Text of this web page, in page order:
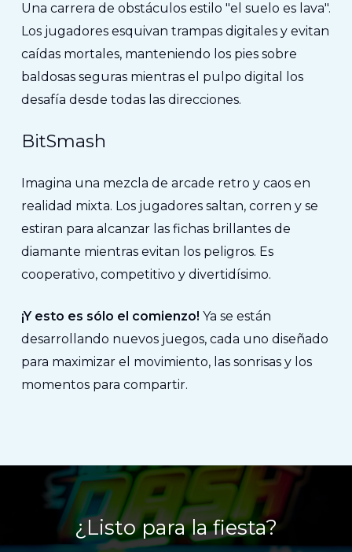
Una carrera de obstáculos estilo "el suelo es lava".
Los jugadores esquivan trampas digitales y evitan
caídas mortales, manteniendo los pies sobre
baldosas seguras mientras el pulpo digital los
desafía desde todas las direcciones.
BitSmash
Imagina una mezcla de arcade retro y caos en
realidad mixta. Los jugadores saltan, corren y se
estiran para alcanzar las fichas brillantes de
diamante mientras evitan los peligros. Es
cooperativo, competitivo y divertidísimo.
¡Y esto es sólo el comienzo! Ya se están
desarrollando nuevos juegos, cada uno diseñado
para maximizar el movimiento, las sonrisas y los
momentos para compartir.
¿Listo para la fiesta?